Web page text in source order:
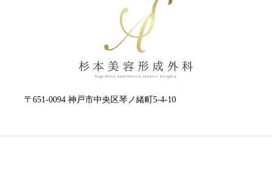
〒651-0094 神戸市中央区琴ノ緒町5-4-10